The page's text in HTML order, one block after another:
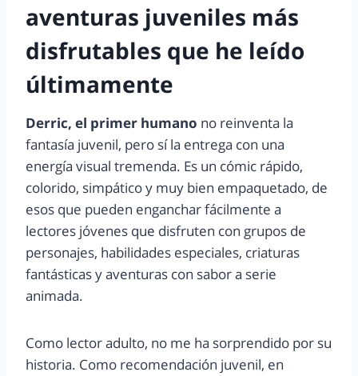
aventuras juveniles más
disfrutables que he leído
últimamente
Derric, el primer humano no reinventa la
fantasía juvenil, pero sí la entrega con una
energía visual tremenda. Es un cómic rápido,
colorido, simpático y muy bien empaquetado, de
esos que pueden enganchar fácilmente a
lectores jóvenes que disfruten con grupos de
personajes, habilidades especiales, criaturas
fantásticas y aventuras con sabor a serie
animada.
Como lector adulto, no me ha sorprendido por su
historia. Como recomendación juvenil, en